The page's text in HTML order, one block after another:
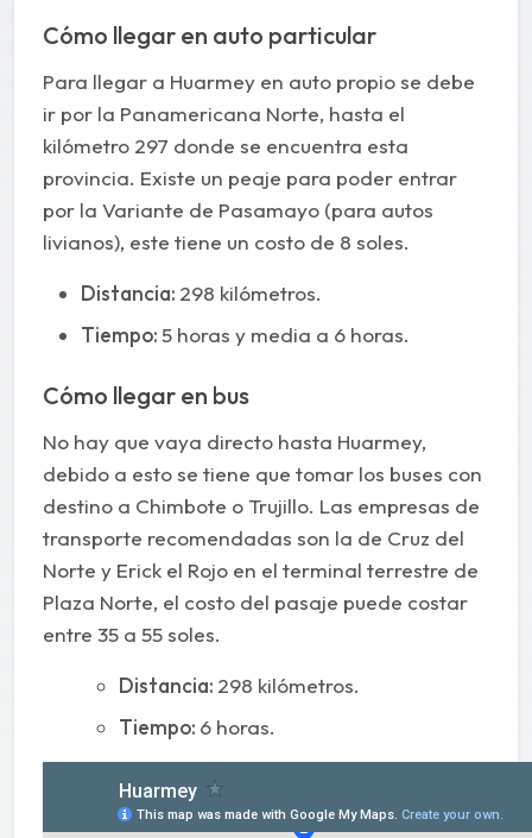
Cómo llegar en auto particular
Para llegar a Huarmey en auto propio se debe
ir por la Panamericana Norte, hasta el
kilómetro 297 donde se encuentra esta
provincia. Existe un peaje para poder entrar
por la Variante de Pasamayo (para autos
livianos), este tiene un costo de 8 soles.
Distancia: 298 kilómetros.
Tiempo:5 horas y media a 6 horas.
Cómo llegar en bus
No hay que vaya directo hasta Huarmey,
debido a esto se tiene que tomar los buses con
destino a Chimbote o Trujillo. Las empresas de
transporte recomendadas son la de Cruz del
Norte y Erick el Rojo en el terminal terrestre de
Plaza Norte, el costo del pasaje puede costar
entre 35 a 55 soles.
Distancia: 298 kilómetros.
Tiempo: 6 horas.